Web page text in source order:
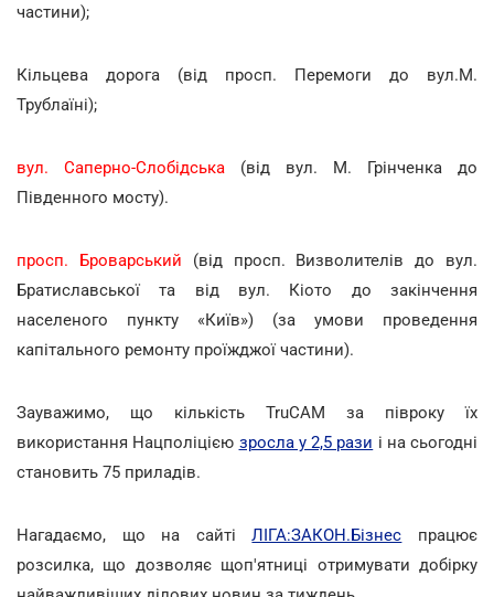
частини);
Кільцева дорога (від просп. Перемоги до вул.М.
Трублаїні);
вул. Саперно-Слобідська (від вул. М. Грінченка до
Південного мосту).
просп. Броварський (від просп. Визволителів до вул.
Братиславської та від вул. Кіото до закінчення
населеного пункту «Київ») (за умови проведення
капітального ремонту проїжджої частини).
Зауважимо, що кількість TruCAM за півроку їх
використання Нацполіцією зросла у 2,5 рази і на сьогодні
становить 75 приладів.
Нагадаємо, що на сайтіЛІГА:ЗАКОН.Бізнес працює
розсилка, що дозволяє щоп'ятниці отримувати добірку